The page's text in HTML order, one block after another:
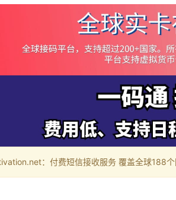
：付费短信接收服务 覆盖全球188